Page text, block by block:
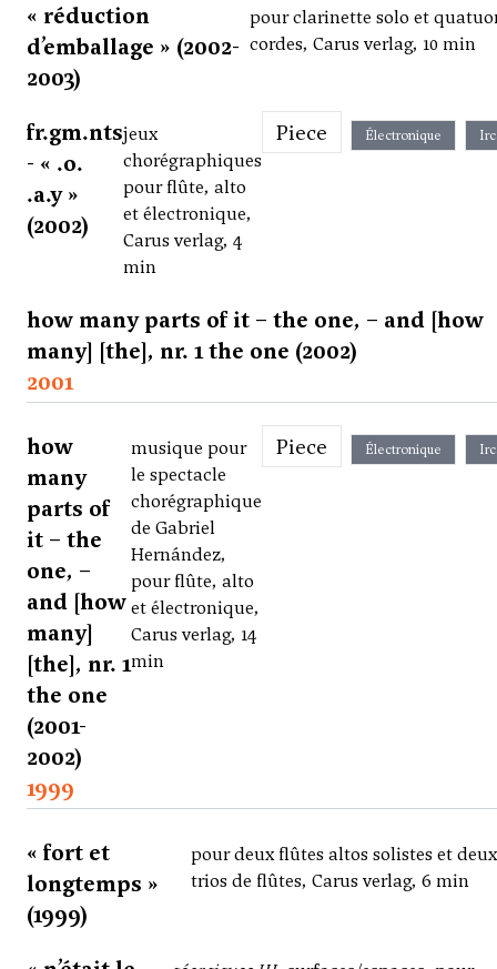
« réduction
d’emballage » (2002-
2003)
pour clarinette solo et
cordes, Carus verlag, 10 min
fr.gm.nts
- « .o.
.a.y »
(2002)
jeux
chorégraphiques
pour flûte, alto
et électronique,
Carus verlag, 4
min
Piece Électronique
how many parts of it – the one, – and [how
many] [the], nr. 1 the one (2002)
2001
how
many
parts of
it – the
one, –
and [how
many]
[the], nr. 1
the one
(2001-
2002)
musique pour
le spectacle
chorégraphique
de Gabriel
Hernández,
pour flûte, alto
et électronique,
Carus verlag, 14
min
Piece Électronique
1999
« fort et
longtemps »
(1999)
pour deux flûtes altos solistes et deux
trios de flûtes, Carus verlag, 6 min